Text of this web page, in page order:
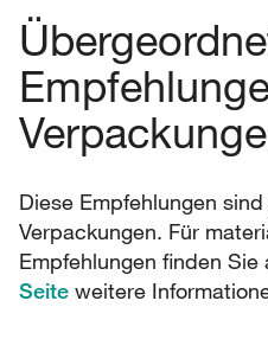
Diese Empfehlungen
Verpackungen. Für
Empfehlungen finden Sie
Seite weitere